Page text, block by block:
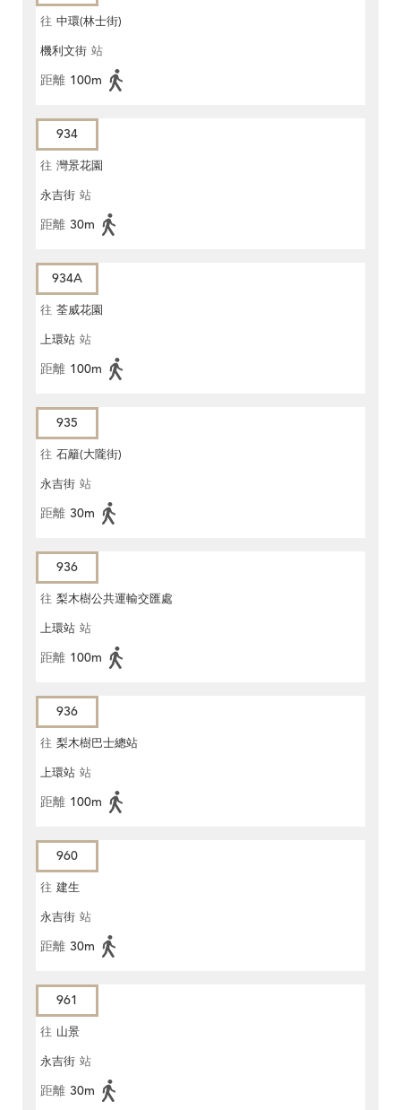
往 中環(林士街)
機利文街 站
距離 100m
934
往 灣景花園
永吉街 站
距離 30m
934A
往 荃威花園
上環站 站
距離 100m
935
往 石籬(大隴街)
永吉街 站
距離 30m
936
往 梨木樹公共運輸交匯處
上環站 站
距離 100m
936
往 梨木樹巴士總站
上環站 站
距離 100m
960
往 建生
永吉街 站
距離 30m
961
往 山景
永吉街 站
距離 30m